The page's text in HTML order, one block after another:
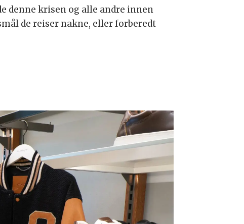
denne krisen og alle andre innen
de reiser nakne, eller forberedt